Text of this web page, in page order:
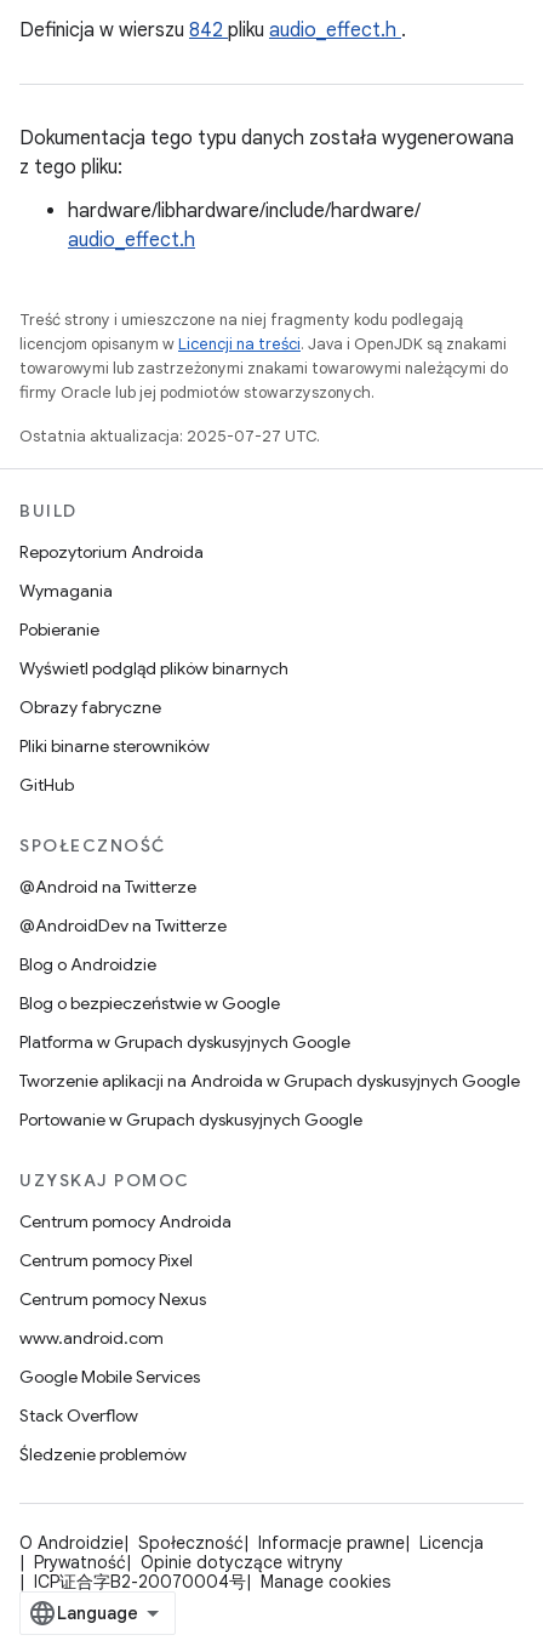
Definicja w wierszu 842 pliku audio_effect.h .
Dokumentacja tego typu danych została wygenerowana
z tego pliku:
hardware/libhardware/include/hardware/
audio_effect.h
Treść strony i umieszczone na niej fragmenty kodu podlegają
licencjom opisanym wLicencji na treści. Java i OpenJDK są znakami
towarowymi lub zastrzeżonymi znakami towarowymi należącymi do
firmy Oracle lub jej podmiotów stowarzyszonych.
Ostatnia aktualizacja: 2025-07-27 UTC.
BUILD
Repozytorium Androida
Wymagania
Pobieranie
Wyświetl podgląd plików binarnych
Obrazy fabryczne
Pliki binarne sterowników
GitHub
SPOŁECZNOŚĆ
@Android na Twitterze
@AndroidDev na Twitterze
Blog o Androidzie
Blog o bezpieczeństwie w Google
Platforma w Grupach dyskusyjnych Google
Tworzenie aplikacji na Androida w Grupach dyskusyjnych Google
Portowanie w Grupach dyskusyjnych Google
UZYSKAJ POMOC
Centrum pomocy Androida
Centrum pomocy Pixel
Centrum pomocy Nexus
www.android.com
Google Mobile Services
Stack Overflow
Śledzenie problemów
O Androidzie Społeczność Informacje prawne
Licencja
Prywatność
Opinie dotyczące witryny
ICP证合字B2-20070004号
Manage cookies